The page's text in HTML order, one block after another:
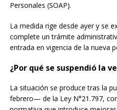
Personales (SOAP).
La medida rige desde ayer y se
complete un trámite
entrada en vigencia de la nueva
¿Por qué se suspendió la
La situación se produce tras la
febrero— de la Ley N°21.797,